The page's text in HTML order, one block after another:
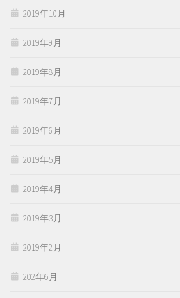
2019年10月
2019年9月
2019年8月
2019年7月
2019年6月
2019年5月
2019年4月
2019年3月
2019年2月
202年6月